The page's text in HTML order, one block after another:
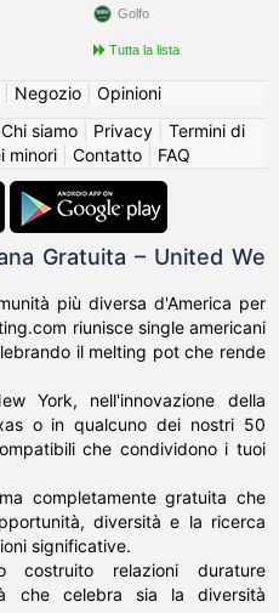
Golfo
Tutta la lista
Negozio| Opinioni
Chi siamo| Privacy| Termini di
minori| Contatto| FAQ
Gratuita – United We
più diversa d'America per
riunisce single americani
il melting pot che rende
York, nell'innovazione della
o in qualcuno dei nostri 50
che condividono i tuoi
completamente gratuita che
diversità e la ricerca
significative.
costruito relazioni durature
che celebra sia la diversità